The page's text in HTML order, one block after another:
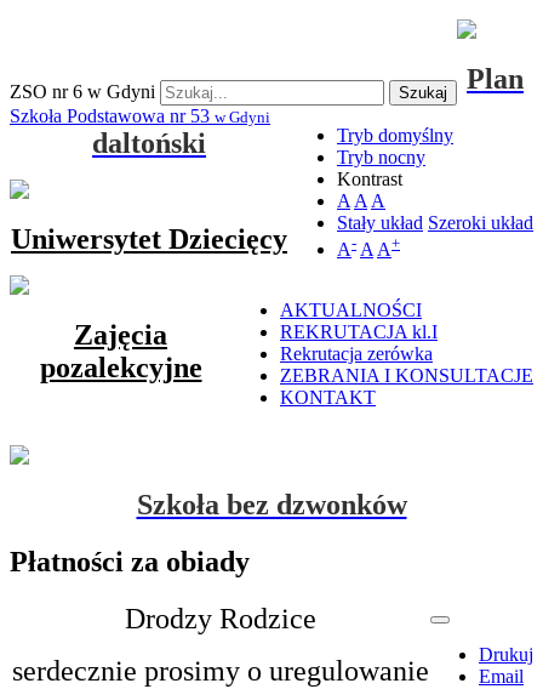
ZSO nr 6 w Gdyni Szukaj
Tryb domyślny
Tryb nocny
Kontrast
A A A
Stały układ Szeroki układ
A- A A+
Szkoła Podstawowa nr 53 w Gdyni
AKTUALNOŚCI
REKRUTACJA kl.I
Rekrutacja zerówka
ZEBRANIA I KONSULTACJE
KONTAKT
Plan
daltoński
Uniwersytet Dziecięcy
Zajęcia
pozalekcyjne
Szkoła bez dzwonków
Płatności za obiady
Drukuj
Email
Drodzy Rodzice
serdecznie prosimy o uregulowanie